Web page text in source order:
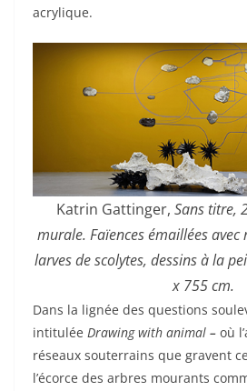
acrylique.
Katrin Gattinger, Sans titre,
murale. Faïences émaillées avec
larves de scolytes, dessins à la
x 755 cm.
Dans la lignée des questions
intitulée Drawing with animal – où
réseaux souterrains que gravent
l’écorce des arbres mourants